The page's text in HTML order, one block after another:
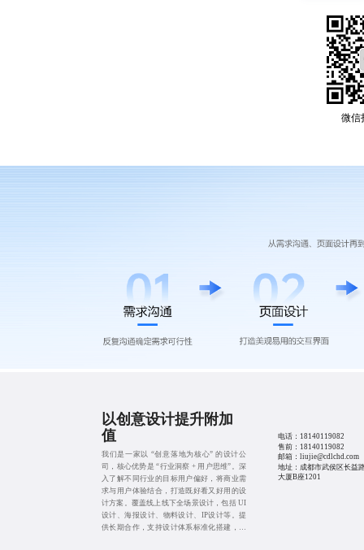
微信
以创意设计提升附加
值
我们是一家以 “创意落地为核心” 的设计公
司，核心优势是 “行业洞察 + 用户思维”。深
入了解不同行业的目标用户偏好，将商业需
求与用户体验结合，打造既好看又好用的设
计方案。覆盖线上线下全场景设计，包括 UI
设计、海报设计、物料设计、IP设计等。提
供长期合作，支持设计体系标准化搭建，帮
电话： 18140119082
售前： 18140119082
邮箱：liujie@cdlchd.com
地址：成都市武侯区长益
大厦B座1201